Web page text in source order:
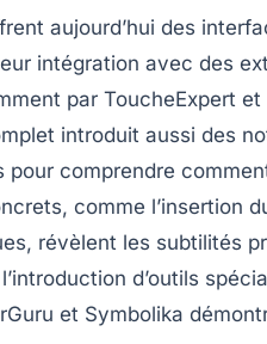
aujourd’hui des
intégration avec des
par ToucheExpert
introduit aussi des
pour comprendre
comme l’insertion
révèlent les subtilités
d’outils
et Symbolika